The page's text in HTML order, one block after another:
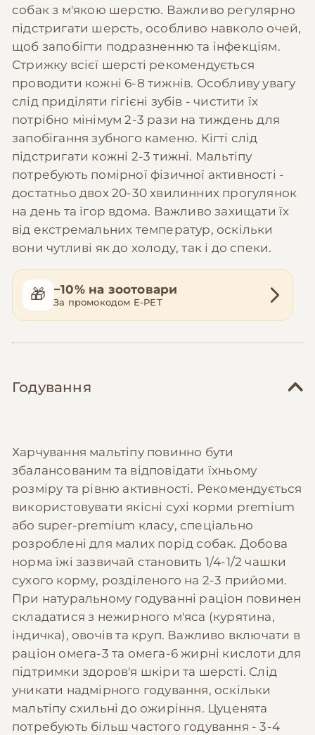
собак з м'якою шерстю. Важливо регулярно
підстригати шерсть, особливо навколо очей,
щоб запобігти подразненню та інфекціям.
Стрижку всієї шерсті рекомендується
проводити кожні 6-8 тижнів. Особливу увагу
слід приділяти гігієні зубів - чистити їх
потрібно мінімум 2-3 рази на тиждень для
запобігання зубного каменю. Кігті слід
підстригати кожні 2-3 тижні. Мальтіпу
потребують помірної фізичної активності -
достатньо двох 20-30 хвилинних прогулянок
на день та ігор вдома. Важливо захищати їх
від екстремальних температур, оскільки
вони чутливі як до холоду, так і до спеки.
🎁 −10% на зоотовари
За промокодом E-PET
Годування
Харчування мальтіпу повинно бути
збалансованим та відповідати їхньому
розміру та рівню активності. Рекомендується
використовувати якісні сухі корми premium
або super-premium класу, спеціально
розроблені для малих порід собак. Добова
норма їжі зазвичай становить 1/4-1/2 чашки
сухого корму, розділеного на 2-3 прийоми.
При натуральному годуванні раціон повинен
складатися з нежирного м'яса (курятина,
індичка), овочів та круп. Важливо включати в
раціон омега-3 та омега-6 жирні кислоти для
підтримки здоров'я шкіри та шерсті. Слід
уникати надмірного годування, оскільки
мальтіпу схильні до ожиріння. Цуценята
потребують більш частого годування - 3-4